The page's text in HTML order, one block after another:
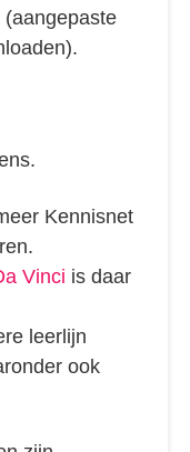
Kennisnet
Vinci is daar
leerlijn
ook